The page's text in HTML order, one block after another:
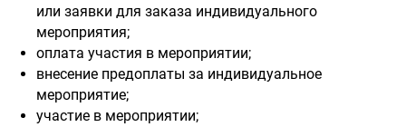
или заявки для заказа индивидуального
мероприятия;
оплата участия в мероприятии;
внесение предоплаты за индивидуальное
мероприятие;
участие в мероприятии;